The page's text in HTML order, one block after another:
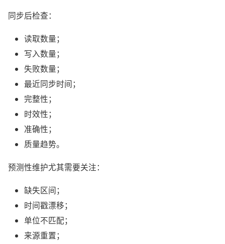
同步后检查：
读取数量；
写入数量；
失败数量；
最近同步时间；
完整性；
时效性；
准确性；
质量趋势。
预测性维护尤其需要关注：
缺失区间；
时间戳漂移；
单位不匹配；
来源重置；